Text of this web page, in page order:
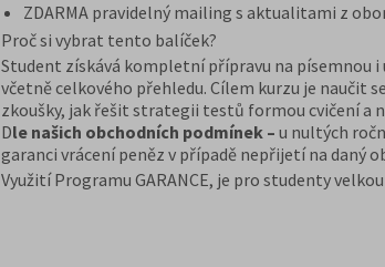
ZDARMA pravidelný mailing s aktualitami z
Proč si vybrat tento balíček?
Student získává kompletní přípravu na písemnou i
včetně celkového přehledu. Cílem kurzu je naučit
zkoušky, jak řešit strategii testů formou cvičení a
Dle našich obchodních podmínek – u nultých
garanci vrácení peněz v případě nepřijetí na daný
Využití Programu GARANCE, je pro studenty